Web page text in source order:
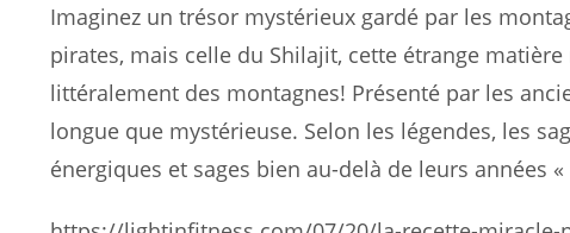
Imaginez un trésor mystérieux gardé par les
pirates, mais celle du Shilajit, cette étrange
littéralement des montagnes! Présenté par les
longue que mystérieuse. Selon les légendes, les
énergiques et sages bien au-delà de leurs années